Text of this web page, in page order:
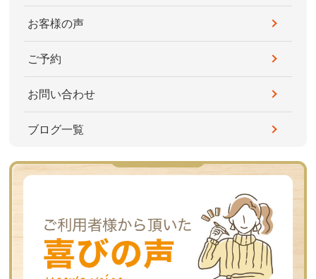
お客様の声
ご予約
お問い合わせ
ブログ一覧